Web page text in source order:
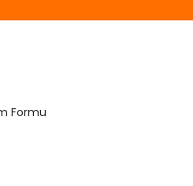
Formu